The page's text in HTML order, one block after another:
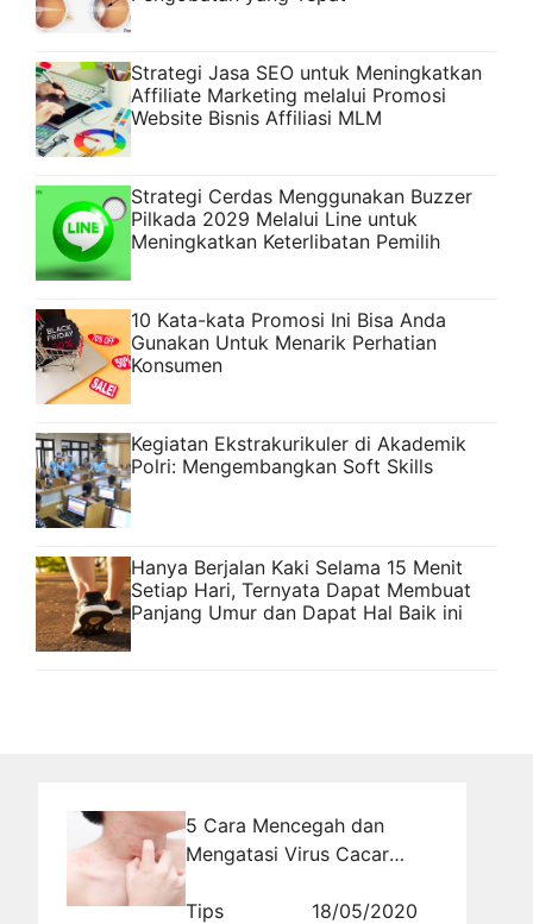
Strategi Jasa SEO untuk Meningkatkan
Affiliate Marketing melalui Promosi
Website Bisnis Affiliasi MLM
Strategi Cerdas Menggunakan Buzzer
Pilkada 2029 Melalui Line untuk
Meningkatkan Keterlibatan Pemilih
10 Kata-kata Promosi Ini Bisa Anda
Gunakan Untuk Menarik Perhatian
Konsumen
Kegiatan Ekstrakurikuler di Akademik
Polri: Mengembangkan Soft Skills
Hanya Berjalan Kaki Selama 15 Menit
Setiap Hari, Ternyata Dapat Membuat
Panjang Umur dan Dapat Hal Baik ini
5 Cara Mencegah dan
Mengatasi Virus Cacar
Tips
18/05/2020